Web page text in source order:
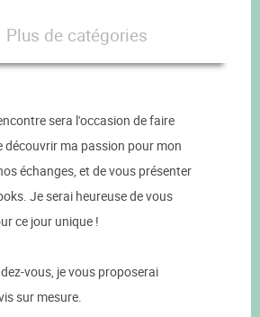
Plus de catégories
sera l'occasion de faire
découvrir ma passion pour mon
échanges, et de vous présenter
Je serai heureuse de vous
ce jour unique !
vous, je vous proposerai
sur mesure.